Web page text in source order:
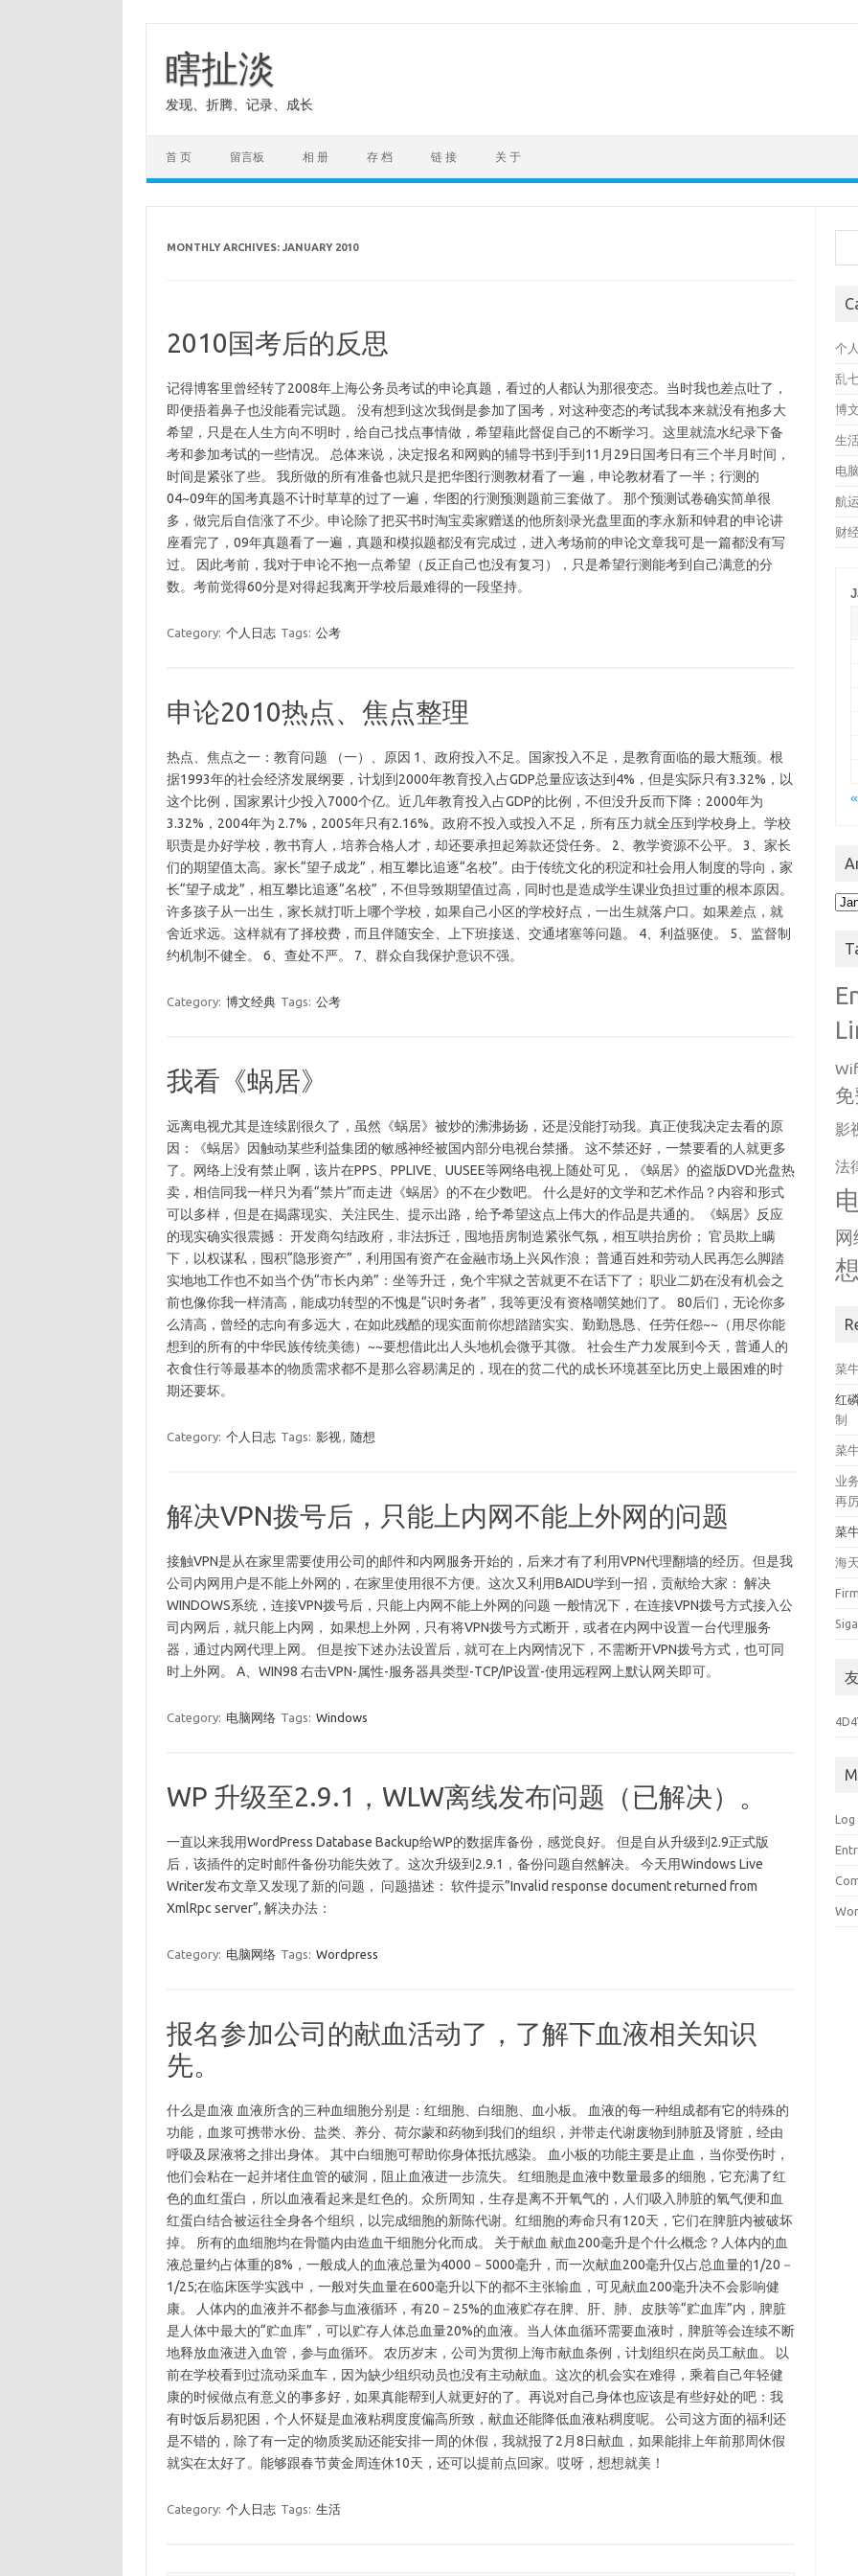
content
瞎扯淡
发现、折腾、记录、成长
首 页 留言板 相 册 存 档 链 接 关 于
MONTHLY ARCHIVES: JANUARY 2010
2010国考后的反思
记得博客里曾经转了2008年上海公务员考试的申论真题，看过的人都认为那很变态。当时我也差点吐了，
即便捂着鼻子也没能看完试题。 没有想到这次我倒是参加了国考，对这种变态的考试我本来就没有抱多大
希望，只是在人生方向不明时，给自己找点事情做，希望藉此督促自己的不断学习。这里就流水纪录下备
考和参加考试的一些情况。 总体来说，决定报名和网购的辅导书到手到11月29日国考日有三个半月时间，
时间是紧张了些。 我所做的所有准备也就只是把华图行测教材看了一遍，申论教材看了一半；行测的
04~09年的国考真题不计时草草的过了一遍，华图的行测预测题前三套做了。 那个预测试卷确实简单很
多，做完后自信涨了不少。申论除了把买书时淘宝卖家赠送的他所刻录光盘里面的李永新和钟君的申论讲
座看完了，09年真题看了一遍，真题和模拟题都没有完成过，进入考场前的申论文章我可是一篇都没有写
过。 因此考前，我对于申论不抱一点希望（反正自己也没有复习），只是希望行测能考到自己满意的分
数。考前觉得60分是对得起我离开学校后最难得的一段坚持。
Category: 个人日志 Tags: 公考
申论2010热点、焦点整理
热点、焦点之一：教育问题 （一）、原因 1、政府投入不足。国家投入不足，是教育面临的最大瓶颈。根
据1993年的社会经济发展纲要，计划到2000年教育投入占GDP总量应该达到4%，但是实际只有3.32%，以
这个比例，国家累计少投入7000个亿。近几年教育投入占GDP的比例，不但没升反而下降：2000年为
3.32%，2004年为 2.7%，2005年只有2.16%。政府不投入或投入不足，所有压力就全压到学校身上。学校
职责是办好学校，教书育人，培养合格人才，却还要承担起筹款还贷任务。 2、教学资源不公平。 3、家长
们的期望值太高。家长“望子成龙”，相互攀比追逐“名校”。由于传统文化的积淀和社会用人制度的导向，家
长“望子成龙”，相互攀比追逐“名校”，不但导致期望值过高，同时也是造成学生课业负担过重的根本原因。
许多孩子从一出生，家长就打听上哪个学校，如果自己小区的学校好点，一出生就落户口。如果差点，就
舍近求远。这样就有了择校费，而且伴随安全、上下班接送、交通堵塞等问题。 4、利益驱使。 5、监督制
约机制不健全。 6、查处不严。 7、群众自我保护意识不强。
Category: 博文经典 Tags: 公考
我看《蜗居》
远离电视尤其是连续剧很久了，虽然《蜗居》被炒的沸沸扬扬，还是没能打动我。真正使我决定去看的原
因：《蜗居》因触动某些利益集团的敏感神经被国内部分电视台禁播。 这不禁还好，一禁要看的人就更多
了。网络上没有禁止啊，该片在PPS、PPLIVE、UUSEE等网络电视上随处可见，《蜗居》的盗版DVD光盘热
卖，相信同我一样只为看“禁片”而走进《蜗居》的不在少数吧。 什么是好的文学和艺术作品？内容和形式
可以多样，但是在揭露现实、关注民生、提示出路，给予希望这点上伟大的作品是共通的。《蜗居》反应
的现实确实很震撼： 开发商勾结政府，非法拆迁，囤地捂房制造紧张气氛，相互哄抬房价； 官员欺上瞒
下，以权谋私，囤积“隐形资产”，利用国有资产在金融市场上兴风作浪； 普通百姓和劳动人民再怎么脚踏
实地地工作也不如当个伪“市长内弟”：坐等升迁，免个牢狱之苦就更不在话下了； 职业二奶在没有机会之
前也像你我一样清高，能成功转型的不愧是“识时务者”，我等更没有资格嘲笑她们了。 80后们，无论你多
么清高，曾经的志向有多远大，在如此残酷的现实面前你想踏踏实实、勤勤恳恳、任劳任怨~~（用尽你能
想到的所有的中华民族传统美德）~~要想借此出人头地机会微乎其微。 社会生产力发展到今天，普通人的
衣食住行等最基本的物质需求都不是那么容易满足的，现在的贫二代的成长环境甚至比历史上最困难的时
期还要坏。
Category: 个人日志 Tags: 影视, 随想
解决VPN拨号后，只能上内网不能上外网的问题
接触VPN是从在家里需要使用公司的邮件和内网服务开始的，后来才有了利用VPN代理翻墙的经历。但是我
公司内网用户是不能上外网的，在家里使用很不方便。这次又利用BAIDU学到一招，贡献给大家： 解决
WINDOWS系统，连接VPN拨号后，只能上内网不能上外网的问题 一般情况下，在连接VPN拨号方式接入公
司内网后，就只能上内网， 如果想上外网，只有将VPN拨号方式断开，或者在内网中设置一台代理服务
器，通过内网代理上网。 但是按下述办法设置后，就可在上内网情况下，不需断开VPN拨号方式，也可同
时上外网。 A、WIN98 右击VPN-属性-服务器具类型-TCP/IP设置-使用远程网上默认网关即可。
Category: 电脑网络 Tags: Windows
WP 升级至2.9.1，WLW离线发布问题（已解决）。
一直以来我用WordPress Database Backup给WP的数据库备份，感觉良好。 但是自从升级到2.9正式版
后，该插件的定时邮件备份功能失效了。这次升级到2.9.1，备份问题自然解决。 今天用Windows Live
Writer发布文章又发现了新的问题， 问题描述： 软件提示”Invalid response document returned from
XmlRpc server”, 解决办法：
Category: 电脑网络 Tags: Wordpress
报名参加公司的献血活动了，了解下血液相关知识
先。
什么是血液 血液所含的三种血细胞分别是：红细胞、白细胞、血小板。 血液的每一种组成都有它的特殊的
功能，血浆可携带水份、盐类、养分、荷尔蒙和药物到我们的组织，并带走代谢废物到肺脏及肾脏，经由
呼吸及尿液将之排出身体。 其中白细胞可帮助你身体抵抗感染。 血小板的功能主要是止血，当你受伤时，
他们会粘在一起并堵住血管的破洞，阻止血液进一步流失。 红细胞是血液中数量最多的细胞，它充满了红
色的血红蛋白，所以血液看起来是红色的。众所周知，生存是离不开氧气的，人们吸入肺脏的氧气便和血
红蛋白结合被运往全身各个组织，以完成细胞的新陈代谢。红细胞的寿命只有120天，它们在脾脏内被破坏
掉。 所有的血细胞均在骨髓内由造血干细胞分化而成。 关于献血 献血200毫升是个什么概念？人体内的血
液总量约占体重的8%，一般成人的血液总量为4000－5000毫升，而一次献血200毫升仅占总血量的1/20－
1/25;在临床医学实践中，一般对失血量在600毫升以下的都不主张输血，可见献血200毫升决不会影响健
康。 人体内的血液并不都参与血液循环，有20－25%的血液贮存在脾、肝、肺、皮肤等“贮血库”内，脾脏
是人体中最大的“贮血库”，可以贮存人体总血量20%的血液。当人体血循环需要血液时，脾脏等会连续不断
地释放血液进入血管，参与血循环。 农历岁末，公司为贯彻上海市献血条例，计划组织在岗员工献血。 以
前在学校看到过流动采血车，因为缺少组织动员也没有主动献血。这次的机会实在难得，乘着自己年轻健
康的时候做点有意义的事多好，如果真能帮到人就更好的了。再说对自己身体也应该是有些好处的吧：我
有时饭后易犯困，个人怀疑是血液粘稠度度偏高所致，献血还能降低血液粘稠度呢。 公司这方面的福利还
是不错的，除了有一定的物质奖励还能安排一周的休假，我就报了2月8日献血，如果能排上年前那周休假
就实在太好了。能够跟春节黄金周连休10天，还可以提前点回家。哎呀，想想就美！
Category: 个人日志 Tags: 生活
个
乱
博
生
电
航
财
影
法
菜
红
制
菜
业
再
菜
海
Log